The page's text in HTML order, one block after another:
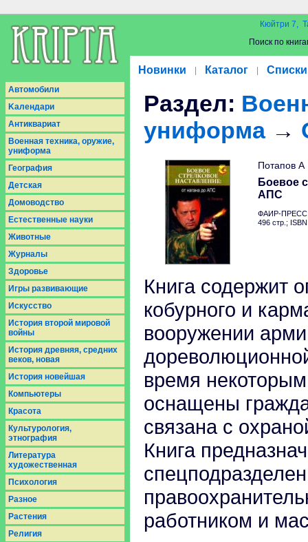
Кюйтри 7,
Поиск по
Новинки Каталог Списки
Aвтомобили
Kалендари
Антиквариат
Военная техника, оружие,
униформа
География
Детская
Домоводство
Естественные науки
Животные
Журналы
Здоровье
Игры развивающие
Искусство
История второй мировой
войны
История древняя, средних
веков, новая
История новейшая
Компьютеры
Красота
Культурология,
этнография
Литература
художественная
Психология
Разное
Растения
Религия
Раздел:
униформа→
Потапов А
Боевое
АПС
ФАИР-ПРЕСС
496 стр.;
Книга содержит
кобурного и
вооружении
время
оснащены
связана с
Книга
работником и